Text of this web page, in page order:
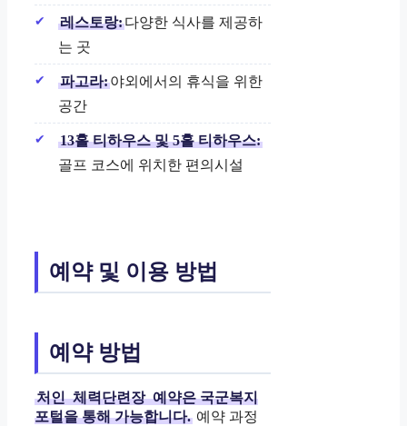
레스토랑:다양한 식사를 제공하
는 곳
파고라:야외에서의 휴식을 위한
공간
13홀 티하우스 및 5홀 티하우스:
골프 코스에 위치한 편의시설
예약 및 이용 방법
예약 방법
처인 체력단련장 예약은 국군복지
포털을 통해 가능합니다. 예약 과정